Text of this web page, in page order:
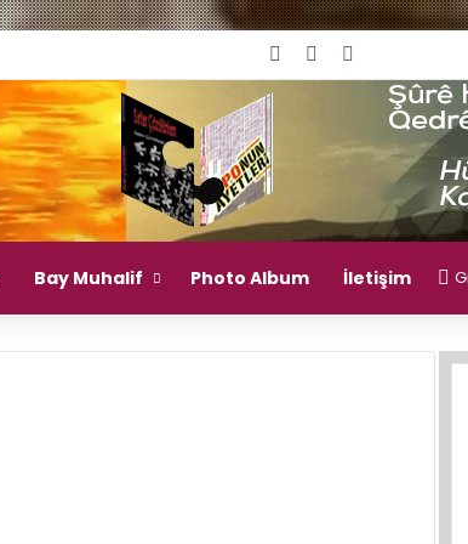
Giriş YapRastgele Makale
Bay Muhalif Photo Album İletişim